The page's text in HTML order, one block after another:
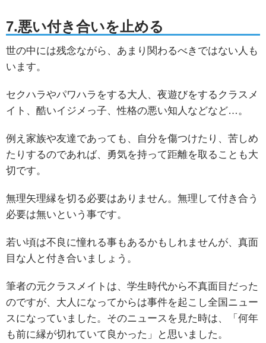
7.悪い付き合いを止める
世の中には残念ながら、あまり関わるべきではない人も
います。
セクハラやパワハラをする大人、夜遊びをするクラスメ
イト、酷いイジメっ子、性格の悪い知人などなど…。
例え家族や友達であっても、自分を傷つけたり、苦しめ
たりするのであれば、勇気を持って距離を取ることも大
切です。
無理矢理縁を切る必要はありません。無理して付き合う
必要は無いという事です。
若い頃は不良に憧れる事もあるかもしれませんが、真面
目な人と付き合いましょう。
筆者の元クラスメイトは、学生時代から不真面目だった
のですが、大人になってからは事件を起こし全国ニュー
スになっていました。そのニュースを見た時は、「何年
も前に縁が切れていて良かった」と思いました。